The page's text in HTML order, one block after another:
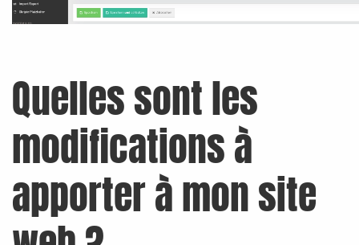
Quelles sont les
modifications à
apporter à mon site